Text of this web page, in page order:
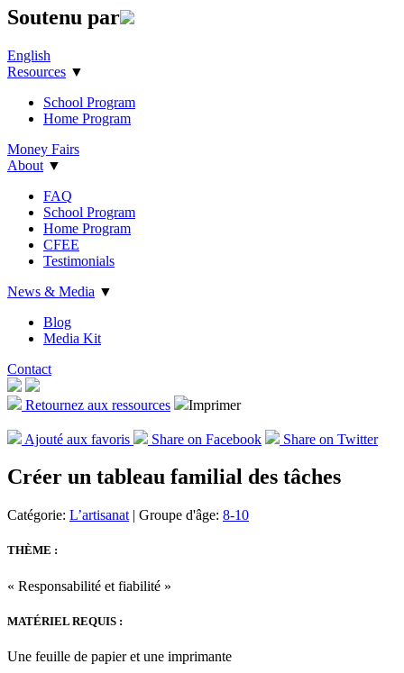
Soutenu par
English
Resources ▼
School Program
Home Program
Money Fairs
About ▼
FAQ
School Program
Home Program
CFEE
Testimonials
News & Media ▼
Blog
Media Kit
Contact
Retournez aux ressources Imprimer
Ajouté aux favoris Share on Facebook Share on Twitter
Créer un tableau familial des tâches
Catégorie: L’artisanat | Groupe d'âge: 8-10
THÈME :
« Responsabilité et fiabilité »
MATÉRIEL REQUIS :
Une feuille de papier et une imprimante